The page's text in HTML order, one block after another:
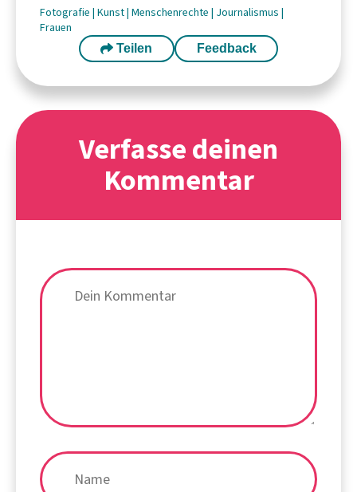
Fotografie | Kunst| Menschenrechte | Journalismus |
Frauen
Teilen Feedback
Verfasse deinen
Kommentar